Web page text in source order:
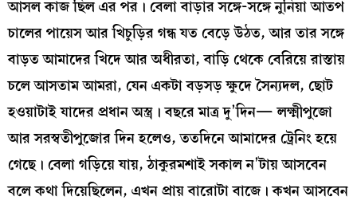
আসল কাজ ছিল এর পর। বেলা বাড়ার সঙ্গে-সঙ্গে নুনিয়া আতপ
চালের পায়েস আর খিচুড়ির গন্ধ যত বেড়ে উঠত, আর তার সঙ্গে
বাড়ত আমাদের খিদে আর অধীরতা, বাড়ি থেকে বেরিয়ে রাস্তায়
চলে আসতাম আমরা, যেন একটা বড়সড় ক্ষুদে সৈন্যদল, ছোট
হওয়াটাই যাদের প্রধান অস্ত্র। বছরে মাত্র দু’দিন— লক্ষ্মীপুজো
আর সরস্বতীপুজোর দিন হলেও, ততদিনে আমাদের ট্রেনিং হয়ে
গেছে। বেলা গড়িয়ে যায়, ঠাকুরমশাই সকাল ন’টায় আসবেন
বলে কথা দিয়েছিলেন, এখন প্রায় বারোটা বাজে। কখন আসবেন